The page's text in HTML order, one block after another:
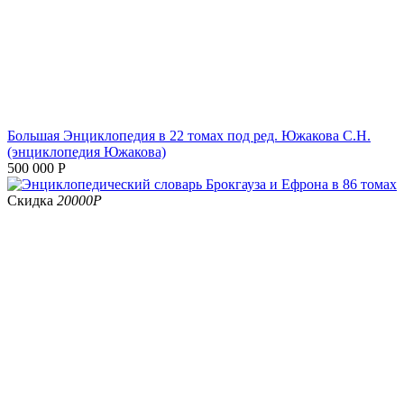
Большая Энциклопедия в 22 томах под ред. Южакова С.Н.
(энциклопедия Южакова)
500 000 Р
Скидка 20000Р